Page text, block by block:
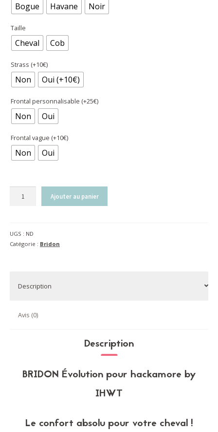
Bogue Havane Noir
Taille
Cheval Cob
Strass (+10€)
Non Oui (+10€)
Frontal personnalisable (+25€)
Non Oui
Frontal vague (+10€)
Non Oui
pour
hackamore
branches
Ajouter au panier
UGS : ND
Catégorie : Bridon
Description
Avis (0)
Description
BRIDON Évolution pour hackamore by
IHWT
Le confort absolu pour votre cheval !